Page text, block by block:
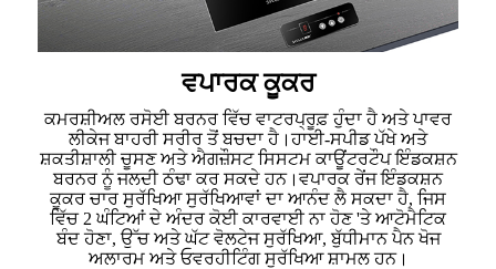
ਵਪਾਰਕ ਕੂਕਰ
ਕਮਰਸ਼ੀਅਲ ਰਸੋਈ ਬਰਨਰ ਵਿੱਚ ਵਾਟਰਪ੍ਰੂਫ਼ ਹੁੰਦਾ ਹੈ ਅਤੇ ਪਾਵਰ
ਲੀਕੇਜ ਬਾਹਰੀ ਸਰੀਰ ਤੋਂ ਬਚਦਾ ਹੈ।ਹਾਈ-ਸਪੀਡ ਪੱਖੇ ਅਤੇ
ਸ਼ਕਤੀਸ਼ਾਲੀ ਚੂਸਣ ਅਤੇ ਐਗਜ਼ੌਸਟ ਸਿਸਟਮ ਕਾਊਂਟਰਟੌਪ ਇੰਡਕਸ਼ਨ
ਬਰਨਰ ਨੂੰ ਜਲਦੀ ਠੰਢਾ ਕਰ ਸਕਦੇ ਹਨ।ਵਪਾਰਕ ਰੇਂਜ ਇੰਡਕਸ਼ਨ
ਕੂਕਰ ਚਾਰ ਸੁਰੱਖਿਆ ਸੁਰੱਖਿਆਵਾਂ ਦਾ ਆਨੰਦ ਲੈ ਸਕਦਾ ਹੈ, ਜਿਸ
ਵਿੱਚ 2 ਘੰਟਿਆਂ ਦੇ ਅੰਦਰ ਕੋਈ ਕਾਰਵਾਈ ਨਾ ਹੋਣ 'ਤੇ ਆਟੋਮੈਟਿਕ
ਬੰਦ ਹੋਣਾ, ਉੱਚ ਅਤੇ ਘੱਟ ਵੋਲਟੇਜ ਸੁਰੱਖਿਆ, ਬੁੱਧੀਮਾਨ ਪੈਨ ਖੋਜ
ਅਲਾਰਮ ਅਤੇ ਓਵਰਹੀਟਿੰਗ ਸੁਰੱਖਿਆ ਸ਼ਾਮਲ ਹਨ।